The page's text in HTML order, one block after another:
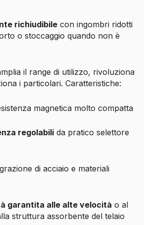
richiudibile con ingombri ridotti
o stoccaggio quando non è
il range di utilizzo, rivoluziona
i particolari. Caratteristiche:
magnetica molto compatta
regolabili da pratico selettore
di acciaio e materiali
garantita alle alte velocità o al
struttura assorbente del telaio